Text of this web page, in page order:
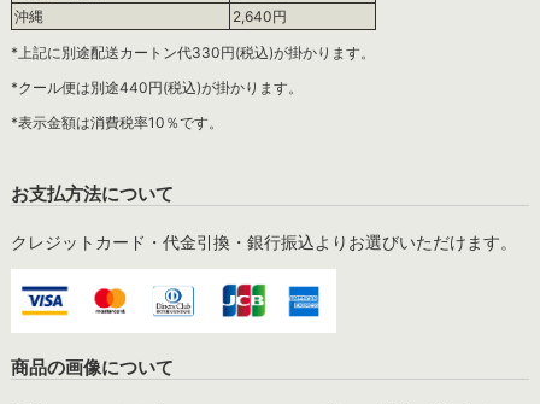
沖縄
2,640円
*上記に別途配送カートン代330円(税込)が掛かります。
*クール便は別途440円(税込)が掛かります。
*表示金額は消費税率10％です。
お支払方法について
クレジットカード・代金引換・銀行振込よりお選びいただけます。
商品の画像について